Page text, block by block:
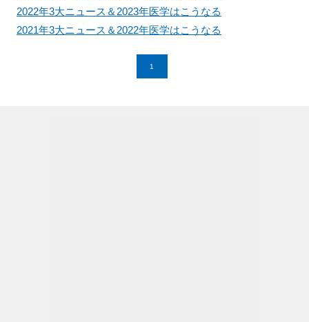
2022年3大ニュース＆2023年医学はこうなる
2021年3大ニュース＆2022年医学はこうなる
1